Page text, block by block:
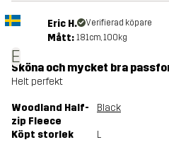
E
Eric H. Verifierad köpare
Mått: 181cm, 100kg
Sköna och mycket bra
Helt perfekt
Woodland Half-
zip Fleece
Black
Köpt storlek L